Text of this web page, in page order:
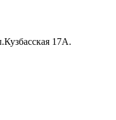
17А.